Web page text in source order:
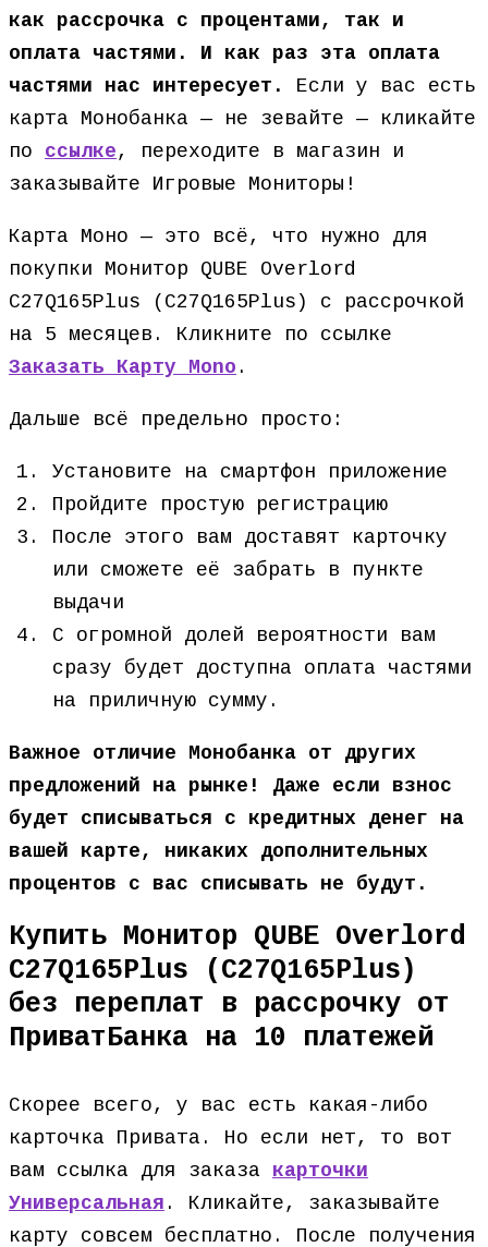
как рассрочка с процентами, так и
оплата частями. И как раз эта оплата
частями нас интересует.
Если у вас есть
карта Монобанка — не зевайте — кликайте
по ссылке, переходите в магазин и
заказывайте Игровые Мониторы!
Карта Моно — это всё, что нужно для
покупки Монитор QUBE Overlord
C27Q165Plus (C27Q165Plus) с рассрочкой
на 5 месяцев. Кликните по ссылке
Заказать Карту Mono .
Дальше всё предельно просто:
Установите на смартфон приложение
Пройдите простую регистрацию
После этого вам доставят карточку
или сможете её забрать в пункте
выдачи
С огромной долей вероятности вам
сразу будет доступна оплата частями
на приличную сумму.
Важное отличие Монобанка от других
предложений на рынке! Даже если взнос
будет списываться с кредитных денег на
вашей карте, никаких дополнительных
процентов с вас списывать не будут.
Купить Монитор QUBE Overlord
C27Q165Plus (C27Q165Plus)
без переплат в рассрочку от
ПриватБанка на 10 платежей
Скорее всего, у вас есть какая-либо
карточка Привата. Но если нет, то вот
вам ссылка для заказа карточки
Универсальная . Кликайте, заказывайте
карту совсем бесплатно. После получения